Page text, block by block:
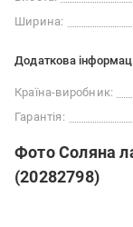
Ширина:
Додаткова
Країна-виробник:
Гарантія:
Фото Соляна
(20282798)